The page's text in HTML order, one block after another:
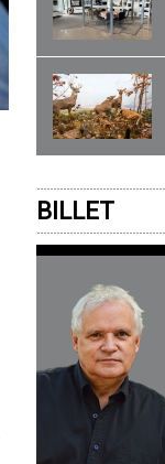
BILLET